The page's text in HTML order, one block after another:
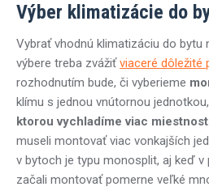
Výber klimatizácie do
Vybrať vhodnú klimatizáciu do bytu
výbere treba zvážiťviaceré dôležité
rozhodnutím bude, či vyberieme
klímu s jednou vnútornou
ktorou vychladíme viac
museli montovať viac vonkajších
v bytoch je typu monosplit, aj keď
začali montovať pomerne veľké